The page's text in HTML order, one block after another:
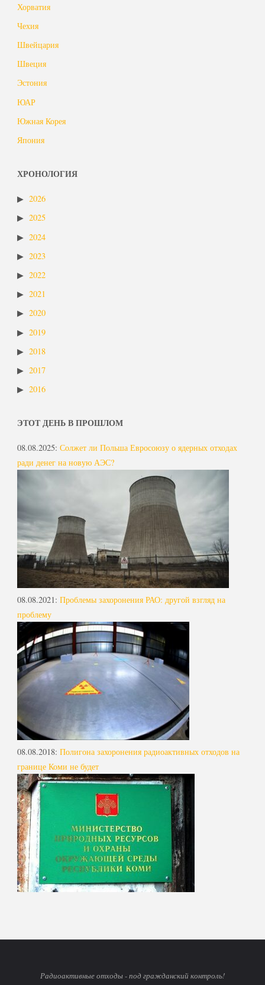
Хорватия
Чехия
Швейцария
Швеция
Эстония
ЮАР
Южная Корея
Япония
ХРОНОЛОГИЯ
2026
2025
2024
2023
2022
2021
2020
2019
2018
2017
2016
ЭТОТ ДЕНЬ В ПРОШЛОМ
08.08.2025: Солжет ли Польша Евросоюзу о ядерных отходах
ради денег на новую АЭС?
08.08.2021: Проблемы захоронения РАО: другой взгляд на
проблему
08.08.2018: Полигона захоронения радиоактивных отходов на
границе Коми не будет
Радиоактивные отходы - под гражданский контроль!